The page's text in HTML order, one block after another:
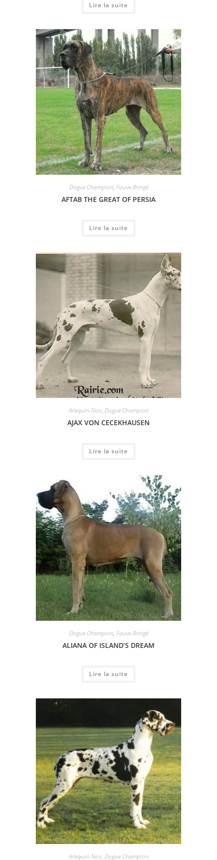
Lire la suite
Dogue Champion, Fauve-Bringé
AFTAB THE GREAT OF PERSIA
Lire la suite
Arlequin-Noir, Dogue Champion
AJAX VON CECEKHAUSEN
Lire la suite
Dogue Champion, Fauve-Bringé
ALIANA OF ISLAND’S DREAM
Lire la suite
Arlequin-Noir, Dogue Champion